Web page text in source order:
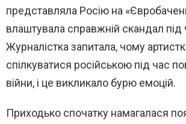
представляла Росію на
влаштувала справжній скандал під
Журналістка запитала, чому
спілкуватися російською під час
війни, і це викликало бурю емоцій.
Приходько спочатку намагалася